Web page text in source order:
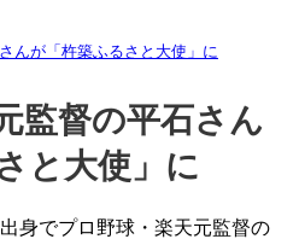
んが「杵築ふるさと大使」に
監督の平石さん
と大使」に
身でプロ野球・楽天元監督の